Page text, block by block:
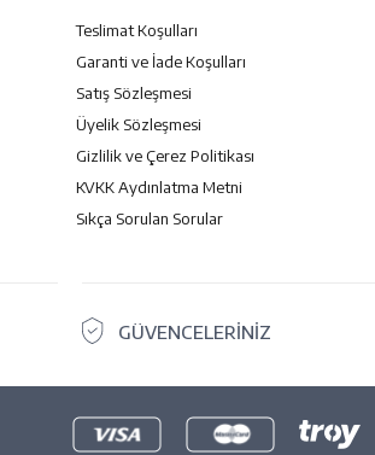
Teslimat Koşulları
Garanti ve İade Koşulları
Satış Sözleşmesi
Üyelik Sözleşmesi
Gizlilik ve Çerez Politikası
KVKK Aydınlatma Metni
Sıkça Sorulan Sorular
GÜVENCELERİNİZ